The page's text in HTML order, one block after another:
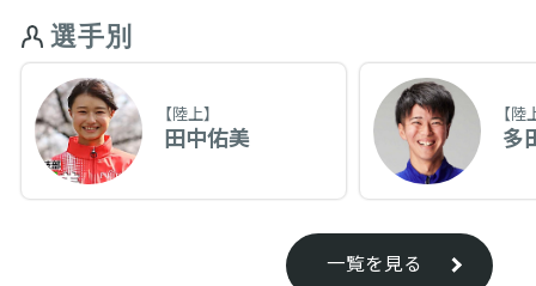
選手別
【陸上】
田中佑美
【陸
多
一覧を見る